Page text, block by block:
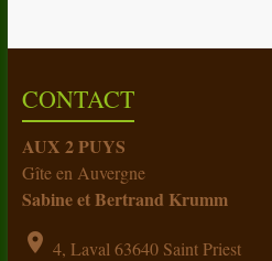
CONTACT
AUX 2 PUYS
Gîte en Auvergne
Sabine et Bertrand Krumm
location_on 4, Laval 63640 Saint Priest